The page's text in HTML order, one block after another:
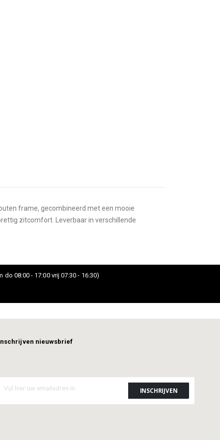
frame, gecombineerd met een mooie
zitcomfort. Leverbaar in verschillende
do 08:00 - 17:00 vrij 07:30 - 16:30)
nieuwsbrief